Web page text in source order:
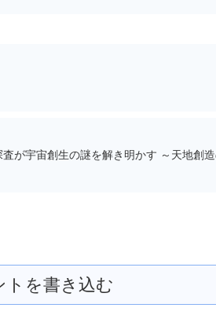
が宇宙創生の謎を解き明かす ～天地創
トを書き込む